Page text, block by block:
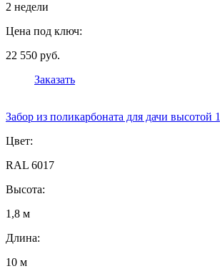
2 недели
Цена под ключ:
22 550 руб.
Заказать
Забор из поликарбоната для дачи высотой
Цвет:
RAL 6017
Высота:
1,8 м
Длина:
10 м